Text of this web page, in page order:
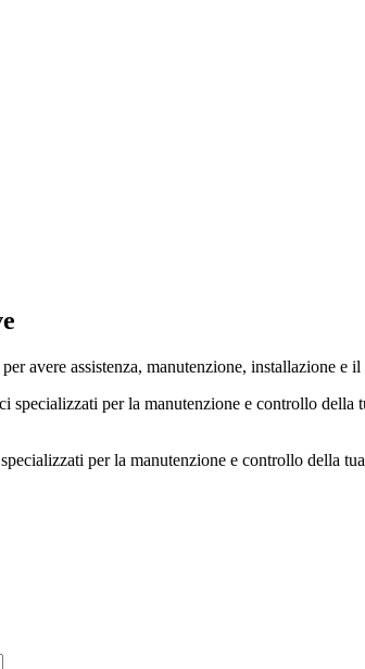
avere assistenza, manutenzione, installazione e
per la manutenzione e controllo della tua